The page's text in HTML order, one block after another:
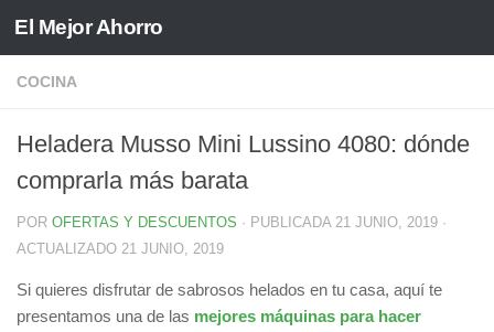
Saltar al contenido
El Mejor Ahorro
COCINA
Heladera Musso Mini Lussino 4080: dónde
comprarla más barata
POR OFERTAS Y DESCUENTOS · PUBLICADA 21 JUNIO, 2019 ·
ACTUALIZADO 21 JUNIO, 2019
Si quieres disfrutar de sabrosos helados en tu casa, aquí te
presentamos una de las mejores máquinas para hacer